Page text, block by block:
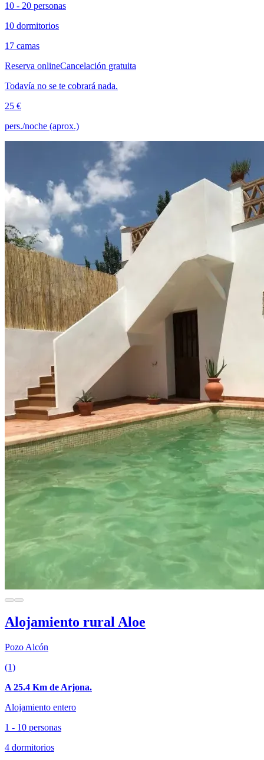
10 - 20 personas
10 dormitorios
17 camas
Reserva onlineCancelación gratuita
Todavía no se te cobrará nada.
25 €
pers./noche (aprox.)
Alojamiento rural Aloe
Pozo Alcón
(1)
A 25.4 Km de Arjona.
Alojamiento entero
1 - 10 personas
4 dormitorios